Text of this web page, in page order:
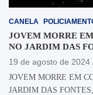
CANELA
JOVEM MORRE
NO JARDIM DAS
19 de agosto de 2024
JOVEM MORRE EM
JARDIM DAS